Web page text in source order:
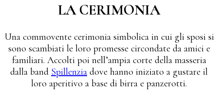
LA CERIMONIA
Una commovente cerimonia simbolica in cui gli sposi si
sono scambiati le loro promesse circondate da amici e
familiari. Accolti poi nell’ampia corte della masseria
dalla band Spillenzia dove hanno iniziato a gustare il
loro aperitivo a base di birra e panzerotti.